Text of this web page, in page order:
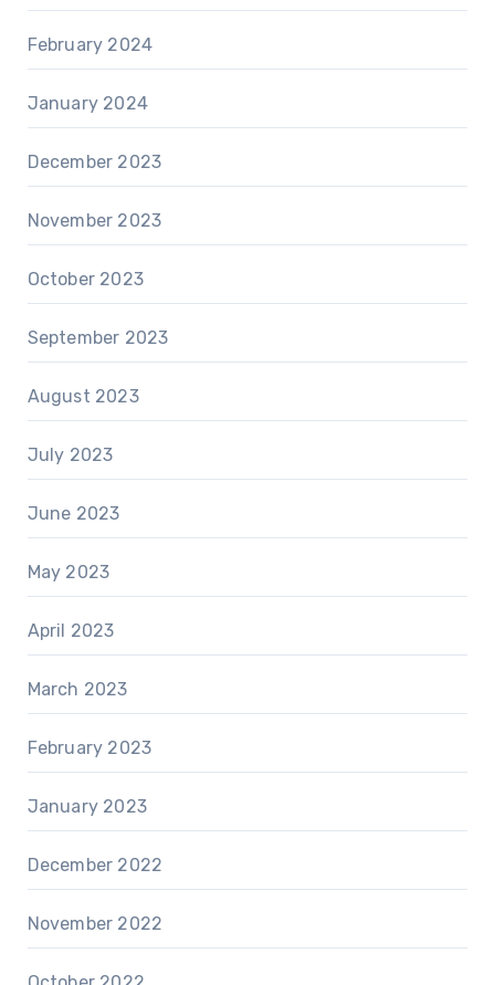
February 2024
January 2024
December 2023
November 2023
October 2023
September 2023
August 2023
July 2023
June 2023
May 2023
April 2023
March 2023
February 2023
January 2023
December 2022
November 2022